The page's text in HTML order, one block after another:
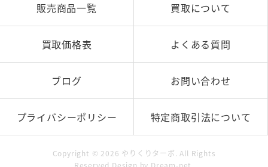
販売商品一覧 買取について
買取価格表 よくある質問
ブログ お問い合わせ
プライバシーポリシー 特定商取引法について
Copyright © 2026 やりくりターボ. All Rights